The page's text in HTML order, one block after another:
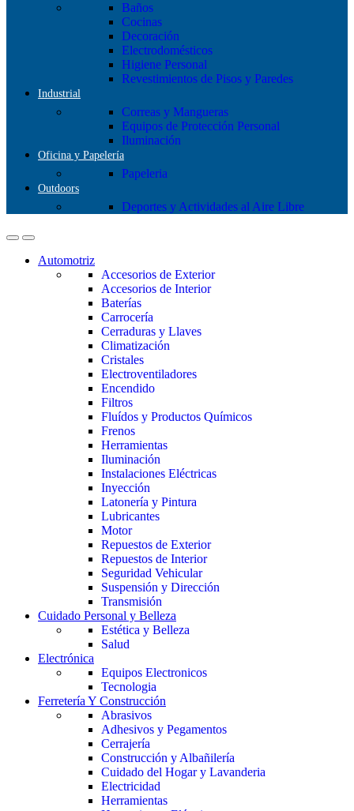
Baños
Cocinas
Decoración
Electrodomésticos
Higiene Personal
Revestimientos de Pisos y Paredes
Industrial
Correas y Mangueras
Equipos de Protección Personal
Iluminación
Oficina y Papelería
Papeleria
Outdoors
Deportes y Actividades al Aire Libre
Automotriz
Accesorios de Exterior
Accesorios de Interior
Baterías
Carrocería
Cerraduras y Llaves
Climatización
Cristales
Electroventiladores
Encendido
Filtros
Fluídos y Productos Químicos
Frenos
Herramientas
Iluminación
Instalaciones Eléctricas
Inyección
Latonería y Pintura
Lubricantes
Motor
Repuestos de Exterior
Repuestos de Interior
Seguridad Vehicular
Suspensión y Dirección
Transmisión
Cuidado Personal y Belleza
Estética y Belleza
Salud
Electrónica
Equipos Electronicos
Tecnologia
Ferretería Y Construcción
Abrasivos
Adhesivos y Pegamentos
Cerrajería
Construcción y Albañilería
Cuidado del Hogar y Lavanderia
Electricidad
Herramientas